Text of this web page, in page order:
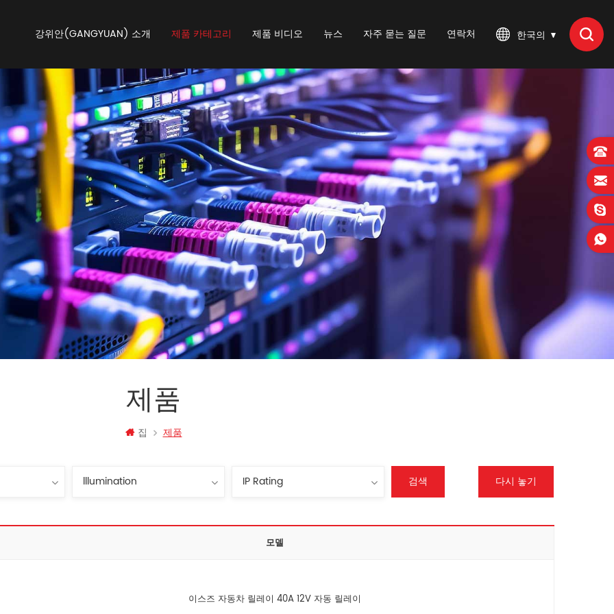
한국의
강위안(GANGYUAN) 소개 제품 카테고리 제품 비디오 뉴스 자주 묻는 질문 연락처
제품
집 제품
검색 다시 놓기
모델
이스즈 자동차 릴레이 40A 12V 자동 릴레이